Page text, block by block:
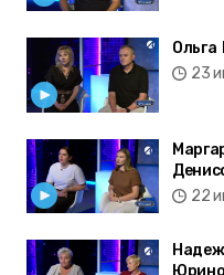
23
22